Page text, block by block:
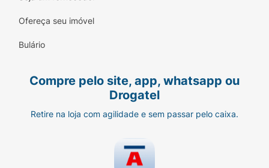
praticidade sem comprometer a qualidade.
Fórmula Hipoalergênica:
Seguro para peles
sensíveis.
Modo de Usar:
3000 sobre as unhas limpas. Se desejar
uma cor mais intensa, aplique uma
Ofereça seu imóvel
Bulário
Compre pelo site, app, whatsapp ou
Drogatel
Retire na loja com agilidade e sem passar pelo caixa.